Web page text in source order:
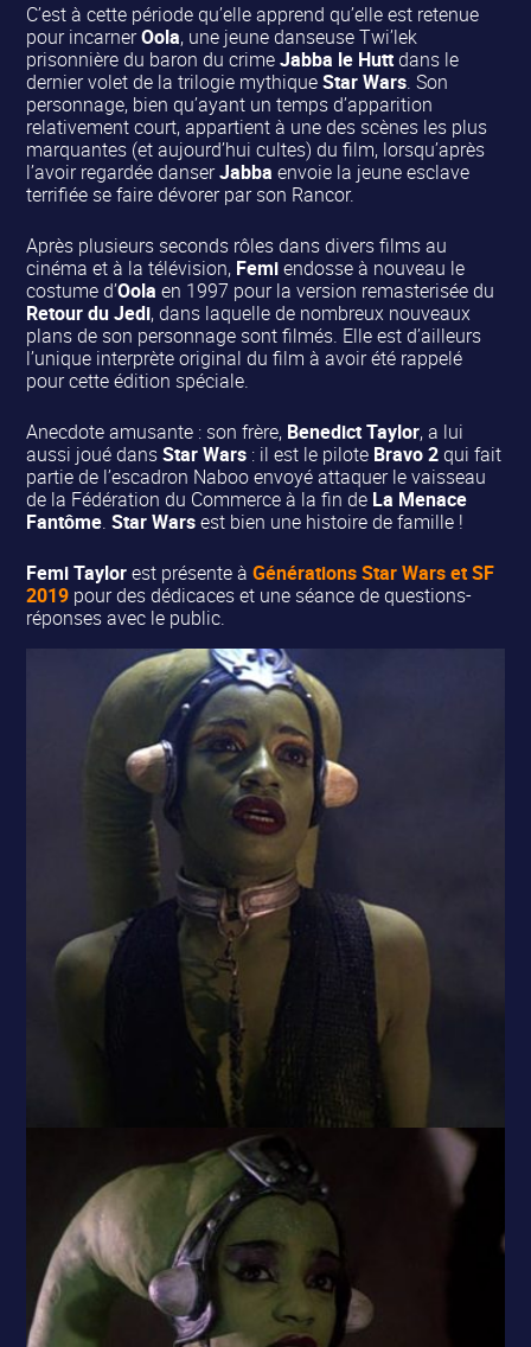
C’est à cette période qu’elle apprend qu’elle est retenue
pour incarnerOola, une jeune danseuse Twi’lek
prisonnière du baron du crimeJabba le Huttdans le
dernier volet de la trilogie mythiqueStar Wars. Son
personnage, bien qu’ayant un temps d’apparition
relativement court, appartient à une des scènes les plus
marquantes (et aujourd’hui cultes) du film, lorsqu’après
l’avoir regardée danserJabba envoie la jeune esclave
terrifiée se faire dévorer par son Rancor.
Après plusieurs seconds rôles dans divers films au
cinéma et à la télévision, Femiendosse à nouveau le
costume d’Oola en 1997 pour la version remasterisée du
Retour du Jedi, dans laquelle de nombreux nouveaux
plans de son personnage sont filmés. Elle est d’ailleurs
l’unique interprète original du film à avoir été rappelé
pour cette édition spéciale.
Anecdote amusante : son frère, Benedict Taylor, a lui
aussi joué dansStar Wars : il est le pilote Bravo 2qui fait
partie de l’escadron Naboo envoyé attaquer le vaisseau
de la Fédération du Commerce à la fin de La Menace
Fantôme.Star Warsest bien une histoire de famille !
Femi Taylorest présente àGénérations Star Wars et SF
2019 pour des dédicaces et une séance de questions-
réponses avec le public.